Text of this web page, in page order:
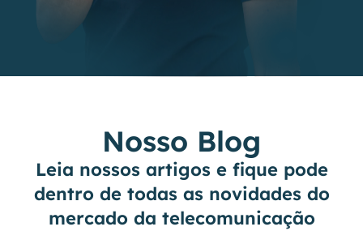
Nosso Blog
Leia nossos artigos e fique pode
dentro de todas as novidades do
mercado da telecomunicação